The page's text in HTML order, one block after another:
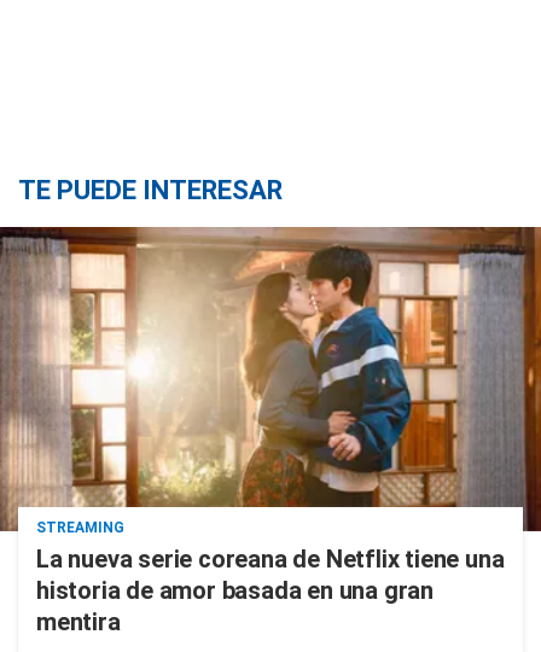
TE PUEDE INTERESAR
STREAMING
La nueva serie coreana de Netflix tiene una
historia de amor basada en una gran
mentira